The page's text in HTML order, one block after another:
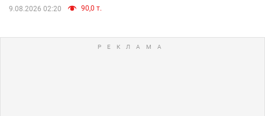
9.08.2026 02:20 90,0 т.